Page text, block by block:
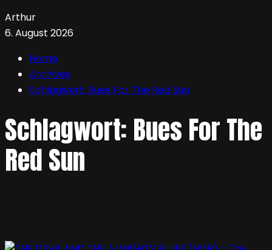
Arthur
6. August 2026
Home
Archives
Schlagwort: Bues For The Red Sun
Schlagwort: Bues For The
Red Sun